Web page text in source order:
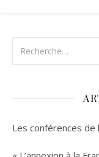
Les conférences de